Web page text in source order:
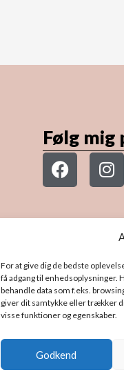
For at give dig de bedste
få adgang til enhedsoplysninger.
behandle data som f.eks.
giver dit samtykke eller trækker
visse funktioner og egenskaber.
Godkend
Følg mig
F
a
o
k
I
n
r
a
m